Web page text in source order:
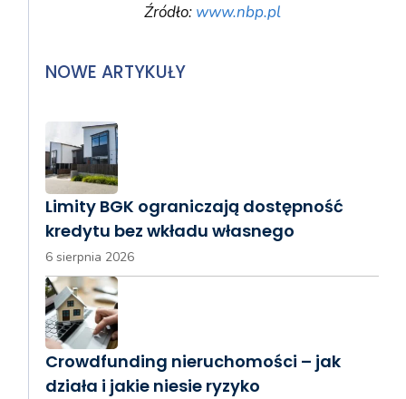
Źródło: www.nbp.pl
NOWE ARTYKUŁY
Limity BGK ograniczają dostępność
kredytu bez wkładu własnego
6 sierpnia 2026
Crowdfunding nieruchomości – jak
działa i jakie niesie ryzyko